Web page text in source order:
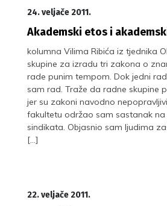
24. veljače 2011.
Akademski etos i
kolumna Vilima Ribića iz tjednika
skupine za izradu tri zakona o
rade punim tempom. Dok jedni
sam rad. Traže da radne skupine
jer su zakoni navodno
fakultetu održao sam sastanak na
sindikata. Objasnio sam ljudima
[…]
22. veljače 2011.